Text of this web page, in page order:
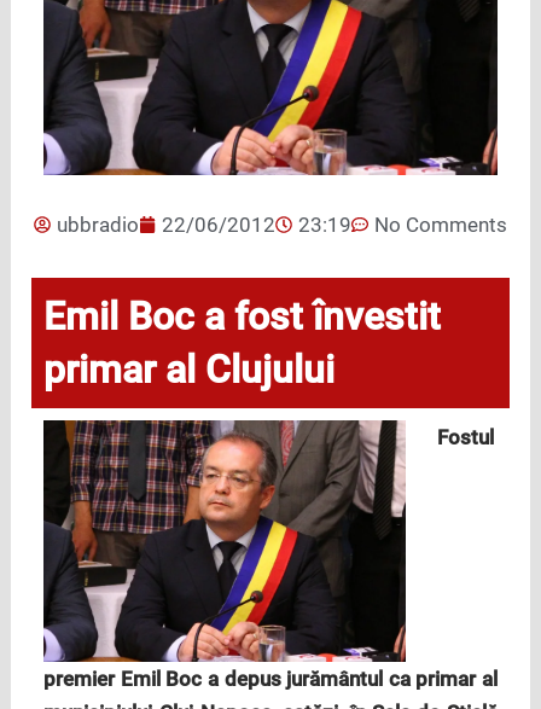
ubbradio 22/06/2012 23:19 No Comments
Emil Boc a fost învestit
primar al Clujului
Fostul
premier Emil Boc a depus jurământul ca primar al